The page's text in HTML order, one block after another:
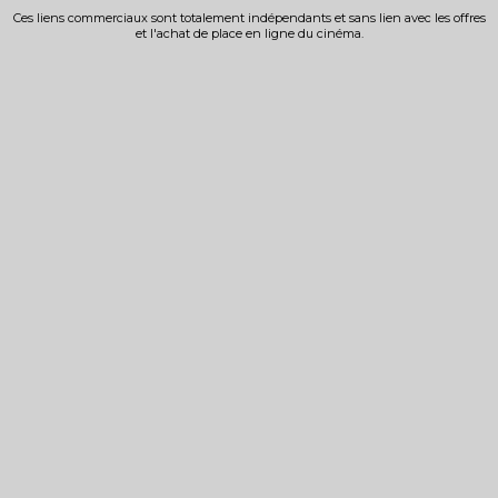
Ces liens commerciaux sont totalement indépendants et sans lien avec les offres
et l'achat de place en ligne du cinéma.